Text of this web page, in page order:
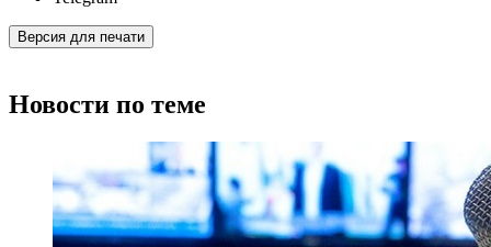
Версия для печати
Новости по теме